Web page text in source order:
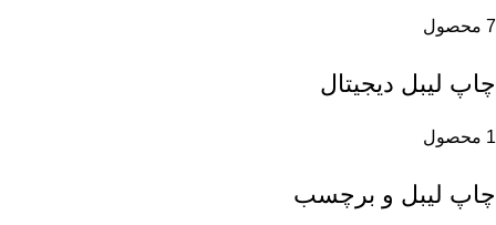
7 محصول
چاپ لیبل دیجیتال
1 محصول
چاپ لیبل و برچسب